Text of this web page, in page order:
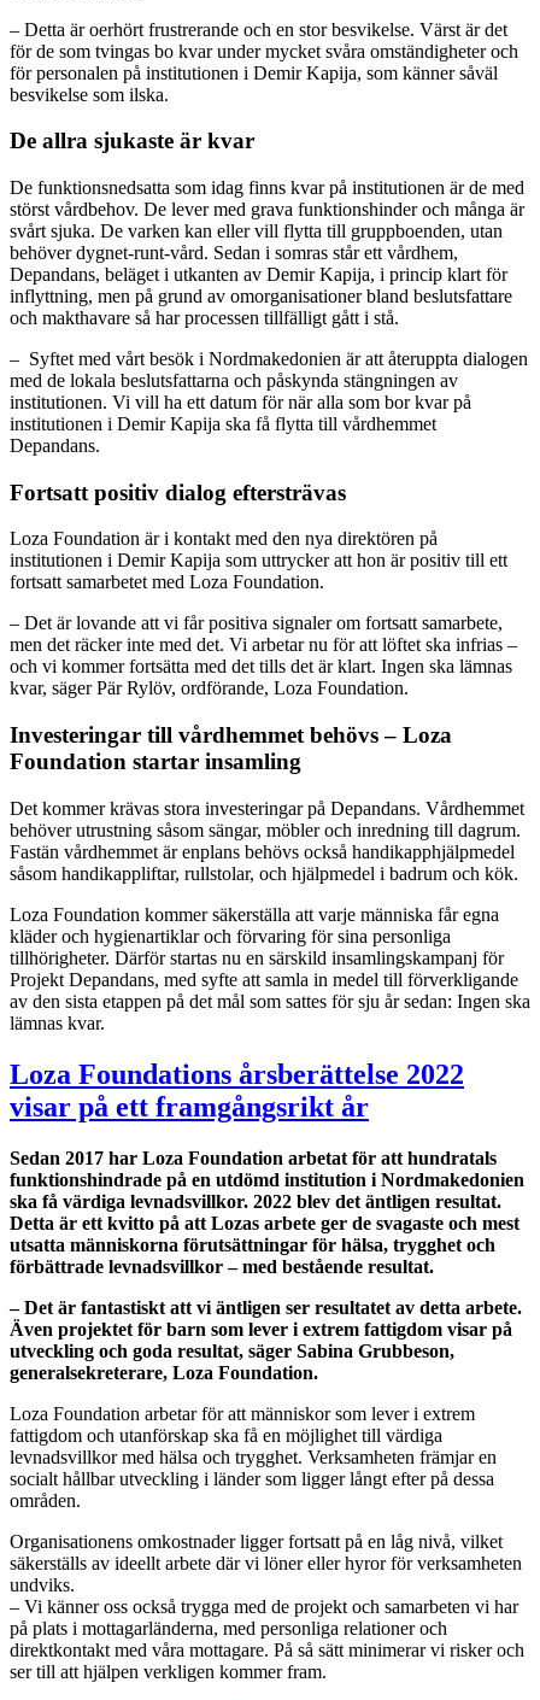
– Detta är oerhört frustrerande och en stor besvikelse. Värst är det
för de som tvingas bo kvar under mycket svåra omständigheter och
för personalen på institutionen i Demir Kapija, som känner såväl
besvikelse som ilska.
De allra sjukaste är kvar
De funktionsnedsatta som idag finns kvar på institutionen är de med
störst vårdbehov. De lever med grava funktionshinder och många är
svårt sjuka. De varken kan eller vill flytta till gruppboenden, utan
behöver dygnet-runt-vård. Sedan i somras står ett vårdhem,
Depandans, beläget i utkanten av Demir Kapija, i princip klart för
inflyttning, men på grund av omorganisationer bland beslutsfattare
och makthavare så har processen tillfälligt gått i stå.
– Syftet med vårt besök i Nordmakedonien är att återuppta dialogen
med de lokala beslutsfattarna och påskynda stängningen av
institutionen. Vi vill ha ett datum för när alla som bor kvar på
institutionen i Demir Kapija ska få flytta till vårdhemmet
Depandans.
Fortsatt positiv dialog eftersträvas
Loza Foundation är i kontakt med den nya direktören på
institutionen i Demir Kapija som uttrycker att hon är positiv till ett
fortsatt samarbetet med Loza Foundation.
– Det är lovande att vi får positiva signaler om fortsatt samarbete,
men det räcker inte med det. Vi arbetar nu för att löftet ska infrias –
och vi kommer fortsätta med det tills det är klart. Ingen ska lämnas
kvar, säger Pär Rylöv, ordförande, Loza Foundation.
Investeringar till vårdhemmet behövs – Loza
Foundation startar insamling
Det kommer krävas stora investeringar på Depandans. Vårdhemmet
behöver utrustning såsom sängar, möbler och inredning till dagrum.
Fastän vårdhemmet är enplans behövs också handikapphjälpmedel
såsom handikappliftar, rullstolar, och hjälpmedel i badrum och kök.
Loza Foundation kommer säkerställa att varje människa får egna
kläder och hygienartiklar och förvaring för sina personliga
tillhörigheter. Därför startas nu en särskild insamlingskampanj för
Projekt Depandans, med syfte att samla in medel till förverkligande
av den sista etappen på det mål som sattes för sju år sedan: Ingen ska
lämnas kvar.
Loza Foundations årsberättelse 2022
visar på ett framgångsrikt år
Sedan 2017 har Loza Foundation arbetat för att hundratals
funktionshindrade på en utdömd institution i Nordmakedonien
ska få värdiga levnadsvillkor. 2022 blev det äntligen resultat.
Detta är ett kvitto på att Lozas arbete ger de svagaste och mest
utsatta människorna förutsättningar för hälsa, trygghet och
förbättrade levnadsvillkor – med bestående resultat.
– Det är fantastiskt att vi äntligen ser resultatet av detta arbete.
Även projektet för barn som lever i extrem fattigdom visar på
utveckling och goda resultat, säger Sabina Grubbeson,
generalsekreterare, Loza Foundation.
Loza Foundation arbetar för att människor som lever i extrem
fattigdom och utanförskap ska få en möjlighet till värdiga
levnadsvillkor med hälsa och trygghet. Verksamheten främjar en
socialt hållbar utveckling i länder som ligger långt efter på dessa
områden.
Organisationens omkostnader ligger fortsatt på en låg nivå, vilket
säkerställs av ideellt arbete där vi löner eller hyror för verksamheten
undviks.
– Vi känner oss också trygga med de projekt och samarbeten vi har
på plats i mottagarländerna, med personliga relationer och
direktkontakt med våra mottagare. På så sätt minimerar vi risker och
ser till att hjälpen verkligen kommer fram.